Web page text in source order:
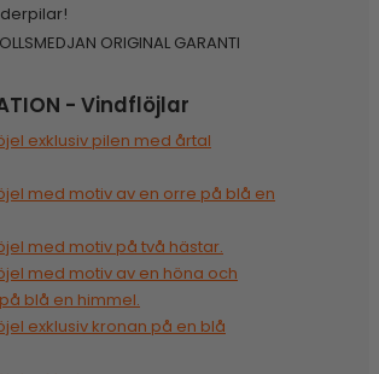
ORIGINAL GARANTI
- Vindflöjlar